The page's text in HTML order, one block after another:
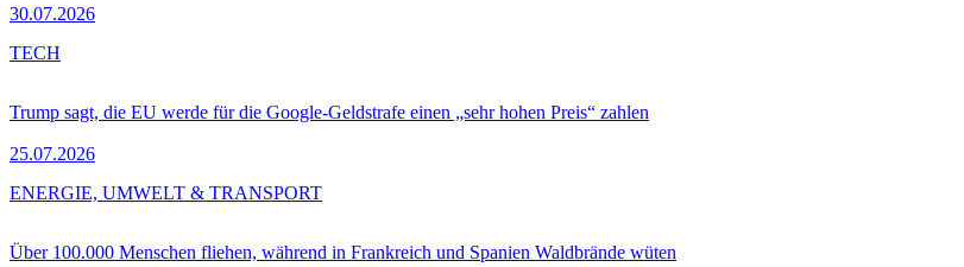
30.07.2026
Trump sagt, die EU werde für die Google-Geldstrafe einen „sehr hohen Preis“ zahlen
25.07.2026
TECH
Über 100.000 Menschen fliehen, während in Frankreich und Spanien Waldbrände wüten
ENERGIE, UMWELT & TRANSPORT